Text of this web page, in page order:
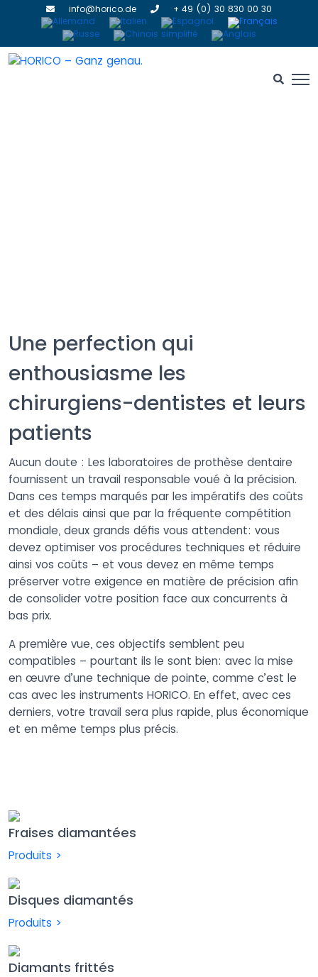
info@horico.de + 49 (0) 30 830 00 30
Une perfection qui
enthousiasme les
chirurgiens-dentistes et leurs
patients
Aucun doute : Les laboratoires de prothèse dentaire
fournissent un travail responsable voué à la précision.
Dans ces temps marqués par les impératifs des coûts
et des délais ainsi que par la fréquente compétition
mondiale, deux grands défis vous attendent: vous
devez optimiser vos procédures techniques et réduire
ainsi vos coûts – et vous devez en même temps
préserver votre exigence en matière de précision afin
de consolider votre position face aux concurrents à
bas prix.
A première vue, ces objectifs semblent peu
compatibles – pourtant ils le sont bien: avec la mise
en œuvre d’une technique de pointe, comme c’est le
cas avec les instruments HORICO. En effet, avec ces
derniers, votre travail sera plus rapide, plus économique
et en même temps plus précis.
Fraises diamantées
Produits >
Disques diamantés
Produits >
Diamants frittés